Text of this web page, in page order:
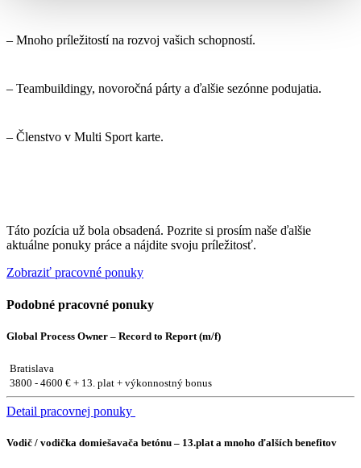
– Mnoho príležitostí na rozvoj vašich schopností.
– Teambuildingy, novoročná párty a ďalšie sezónne podujatia.
– Členstvo v Multi Sport karte.
Táto pozícia už bola obsadená. Pozrite si prosím naše ďalšie
aktuálne ponuky práce a nájdite svoju príležitosť.
Zobraziť pracovné ponuky
Podobné pracovné ponuky
Global Process Owner – Record to Report (m/f)
Bratislava
3800 - 4600 € + 13. plat + výkonnostný bonus
Detail pracovnej ponuky
Vodič / vodička domiešavača betónu – 13.plat a mnoho ďalších benefitov